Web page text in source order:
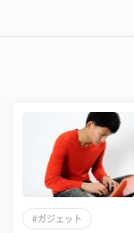
#ガジェット